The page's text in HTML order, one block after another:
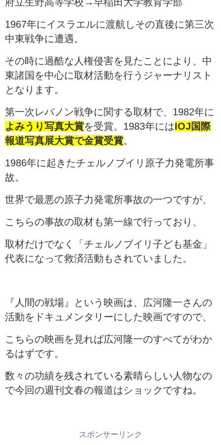
1967年にイスラエルに渡航しその直後に第三次
中東戦争に遭遇。
その時に過酷な人権侵害を見たことにより、中
東諸国を中心に取材活動を行うジャーナリスト
となります。
第一次レバノン戦争に関する取材で、1982年に
よみうり写真大賞を受賞。1983年にはIOJ国際
報道写真展大賞で金賞受賞。
1986年に起きたチェルノブイリ原子力発電所事
故。
世界で最悪の原子力発電所事故の一つですが、
こちらの事故の取材も第一線で行っており、
取材だけでなく「チェルノブイリ子ども基金」
代表になって救済活動もされていました。
『人間の戦場』という映画は、広河隆一さんの
活動をドキュメンタリーにした映画ですので、
こちらの映画を見れば広河隆一のすべてがわか
るはずです。
数々の功績を残されている素晴らしい人物なの
で今回の週刊文春の報道はショックですね。
スポンサーリンク